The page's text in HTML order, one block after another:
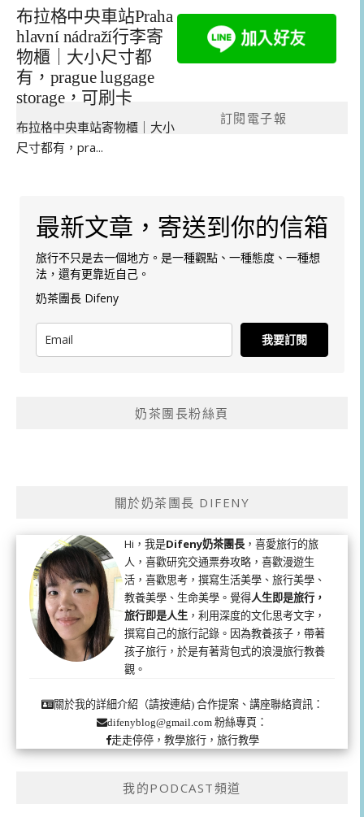
布拉格中央車站Praha
hlavní nádraží行李寄
物櫃｜大小尺寸都
有，prague luggage
storage，可刷卡
布拉格中央車站寄物櫃｜大小
尺寸都有，pra...
訂閱電子報
最新文章，寄送到你的信箱
旅行不只是去一個地方。是一種觀點、一種態度、一種想
法，還有更靠近自己。
奶茶團長 Difeny
我要訂閱
奶茶團長粉絲頁
關於奶茶團長 DIFENY
Hi，我是Difeny奶茶團長 ，喜愛旅行的旅
人，喜歡研究交通票券攻略，喜歡漫遊生
活，喜歡思考，撰寫生活美學、旅行美學、
教養美學、生命美學。覺得人生即是旅行，
旅行即是人生 ，利用深度的文化思考文字，
撰寫自己的旅行記錄。因為教養孩子，帶著
孩子旅行，於是有著背包式的浪漫旅行教養
觀。
關於我的詳細介紹（請按連結)合作提案、講座聯絡資訊：
difenyblog@gmail.com 粉絲專頁：
走走停停，教學旅行，旅行教學
我的PODCAST頻道